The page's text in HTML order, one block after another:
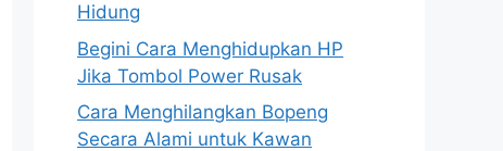
Hidung
Begini Cara Menghidupkan HP
Jika Tombol Power Rusak
Cara Menghilangkan Bopeng
Secara Alami untuk Kawan